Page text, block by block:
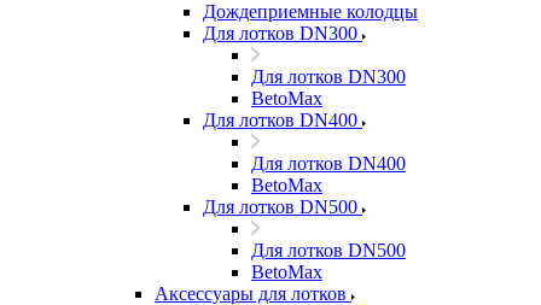
Дождеприемные колодцы
Для лотков DN300
Для лотков DN300
BetoMax
Для лотков DN400
Для лотков DN400
BetoMax
Для лотков DN500
Для лотков DN500
BetoMax
Аксессуары для лотков